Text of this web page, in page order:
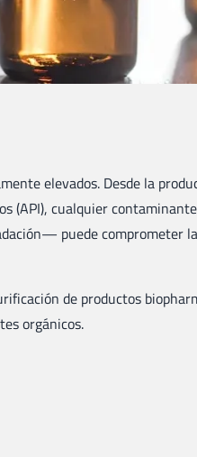
elevados. Desde la
(API), cualquier
puede comprometer
de productos
orgánicos.